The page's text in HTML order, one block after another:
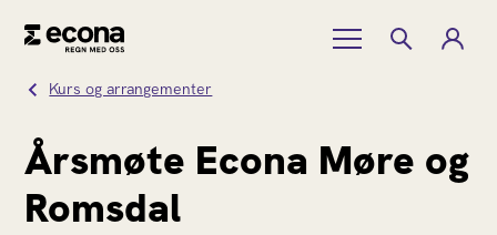
Kurs og arrangementer
Årsmøte Econa Møre og
Romsdal